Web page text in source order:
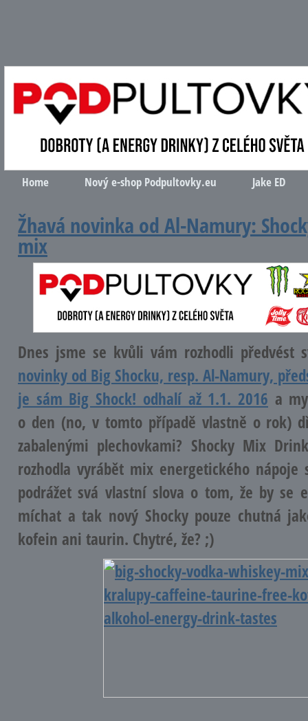
Home Nový e-shop Podpultovky.eu Jake ED
Žhavá novinka od Al-Namury:
mix
Dnes jsme se kvůli vám rozhodli předvést
novinky od Big Shocku, resp. Al-Namury,
je sám Big Shock! odhalí až 1.1. 2016 a
o den (no, v tomto případě vlastně o rok)
zabalenými plechovkami? Shocky Mix
rozhodla vyrábět mix energetického nápoje
podrážet svá vlastní slova o tom, že by se
míchat a tak nový Shocky pouze chutná
kofein ani taurin. Chytré, že? ;)